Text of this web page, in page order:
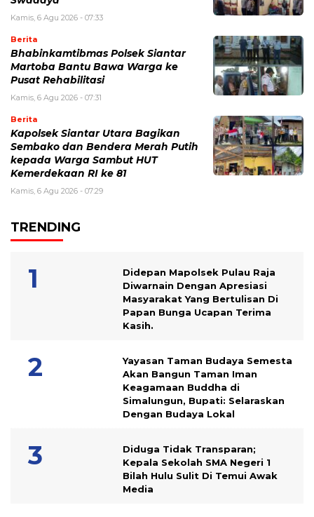
Kamis, 6 Agu 2026 - 07:33
Berita
Bhabinkamtibmas Polsek Siantar
Martoba Bantu Bawa Warga ke
Pusat Rehabilitasi
Kamis, 6 Agu 2026 - 07:31
Berita
Kapolsek Siantar Utara Bagikan
Sembako dan Bendera Merah Putih
kepada Warga Sambut HUT
Kemerdekaan RI ke 81
Kamis, 6 Agu 2026 - 07:29
TRENDING
Didepan Mapolsek Pulau Raja
Diwarnain Dengan Apresiasi
Masyarakat Yang Bertulisan Di
Papan Bunga Ucapan Terima
Kasih.
Yayasan Taman Budaya Semesta
Akan Bangun Taman Iman
Keagamaan Buddha di
Simalungun, Bupati: Selaraskan
Dengan Budaya Lokal
Diduga Tidak Transparan;
Kepala Sekolah SMA Negeri 1
Bilah Hulu Sulit Di Temui Awak
Media